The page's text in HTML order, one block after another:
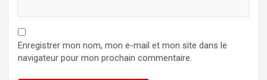
Enregistrer mon nom, mon e-mail et mon site dans le
navigateur pour mon prochain commentaire.